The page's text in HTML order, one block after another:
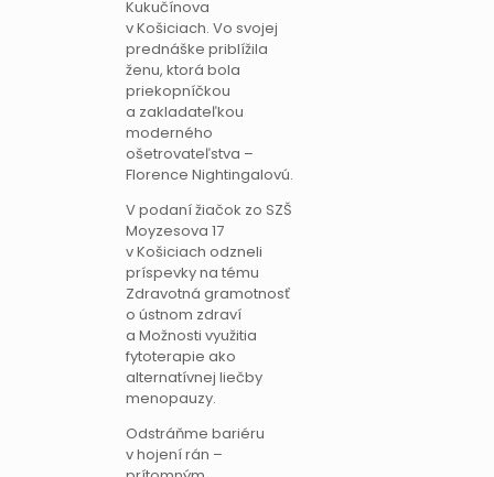
Kukučínova
v Košiciach. Vo svojej
prednáške priblížila
ženu, ktorá bola
priekopníčkou
a zakladateľkou
moderného
ošetrovateľstva –
Florence Nightingalovú.
V podaní žiačok zo SZŠ
Moyzesova 17
v Košiciach odzneli
príspevky na tému
Zdravotná gramotnosť
o ústnom zdraví
a Možnosti využitia
fytoterapie ako
alternatívnej liečby
menopauzy.
Odstráňme bariéru
v hojení rán –